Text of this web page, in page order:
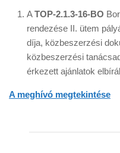
ATOP-2.1.3-16-BO
rendezése II. ütem
díja, közbeszerzési
közbeszerzési
érkezett ajánlatok
A meghívó megtekintése